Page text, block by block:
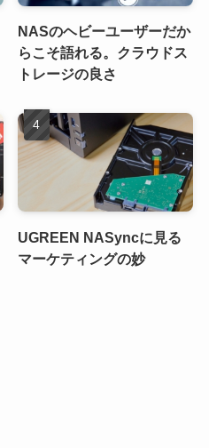
NASのヘビーユーザーだか
らこそ語れる。クラウドス
トレージの良さ
UGREEN NASyncに見る
マーケティングの妙